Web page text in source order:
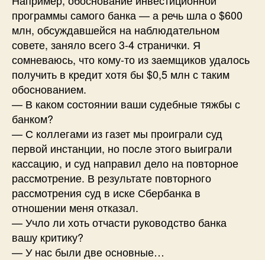
программы самого банка — а речь шла о $600
млн, обсуждавшейся на наблюдательном
совете, заняло всего 3-4 странички. Я
сомневаюсь, что кому-то из заемщиков удалось
получить в кредит хотя бы $0,5 млн с таким
обоснованием.
— В каком состоянии ваши судебные тяжбы с
банком?
— С коллегами из газет мы проиграли суд
первой инстанции, но после этого выиграли
кассацию, и суд направил дело на повторное
рассмотрение. В результате повторного
рассмотрения суд в иске Сбербанка в
отношении меня отказал.
— Учло ли хоть отчасти руководство банка
вашу критику?
— У нас были две основные…